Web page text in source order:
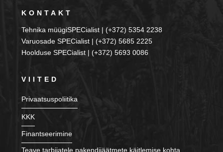
KONTAKT
Tehnika müügiSPECialist | (+372) 5354 2238
Varuosade SPECialist | (+372) 5685 2225
Hoolduse SPECialist | (+372) 5693 0086
VIITED
Privaatsuspoliitika
KKK
Finantseerimine
Teave tarbijatele pakendijäätmete käitlemise kohta